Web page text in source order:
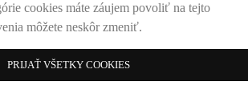
cookies máte záujem povoliť na tejto
môžete neskôr zmeniť.
PRIJAŤ VŠETKY COOKIES